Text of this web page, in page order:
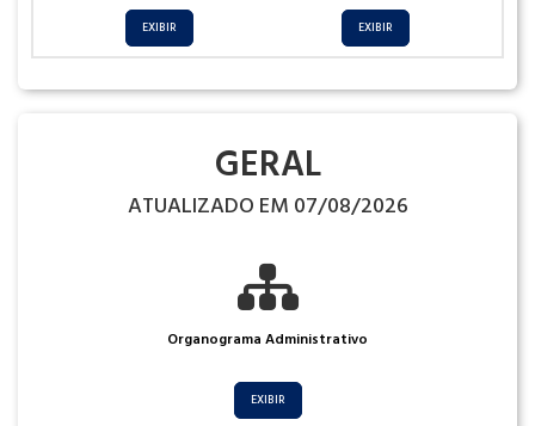
EXIBIR EXIBIR
GERAL
ATUALIZADO EM 07/08/2026
Organograma Administrativo
EXIBIR